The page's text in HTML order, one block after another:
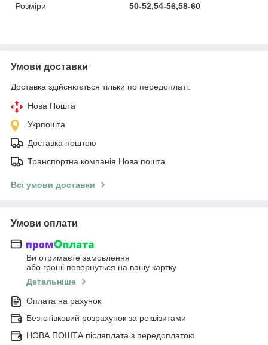
Розміри
50-52,54-56,58-60
Умови доставки
Доставка здійснюється тільки по передоплаті.
Нова Пошта
Укрпошта
Доставка поштою
Транспортна компанія Нова пошта
Всі умови доставки
Умови оплати
Ви отримаєте замовлення
або гроші повернуться на вашу картку
Детальніше
Оплата на рахунок
Безготівковий розрахунок за реквізитами
НОВА ПОШТА післяплата з передоплатою